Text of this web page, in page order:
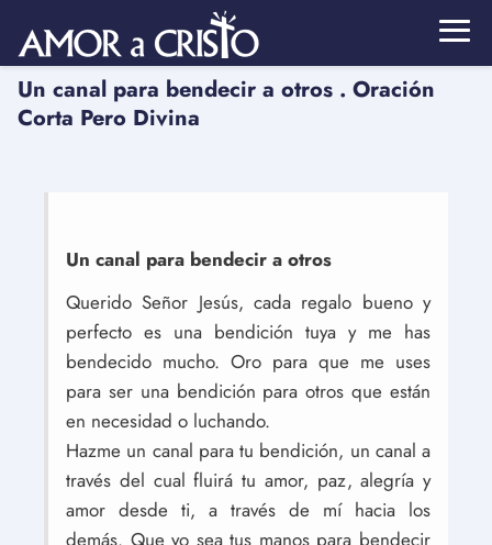
Un canal para bendecir a otros . Oración
Corta Pero Divina
Un canal para bendecir a otros
Querido Señor Jesús, cada regalo bueno y
perfecto es una bendición tuya y me has
bendecido mucho. Oro para que me uses
para ser una bendición para otros que están
en necesidad o luchando.
Hazme un canal para tu bendición, un canal a
través del cual fluirá tu amor, paz, alegría y
amor desde ti, a través de mí hacia los
demás. Que yo sea tus manos para bendecir